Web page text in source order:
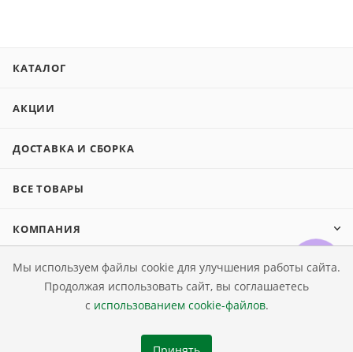
Мы используем файлы cookie для улучшения работы сайта.
Продолжая использовать сайт, вы соглашаетесь
с использованием cookie-файлов.
КАТАЛОГ
АКЦИИ
ДОСТАВКА И СБОРКА
ВСЕ ТОВАРЫ
КОМПАНИЯ
ИНФОРМАЦИЯ
КАК КУПИТЬ МЕБЕЛЬ